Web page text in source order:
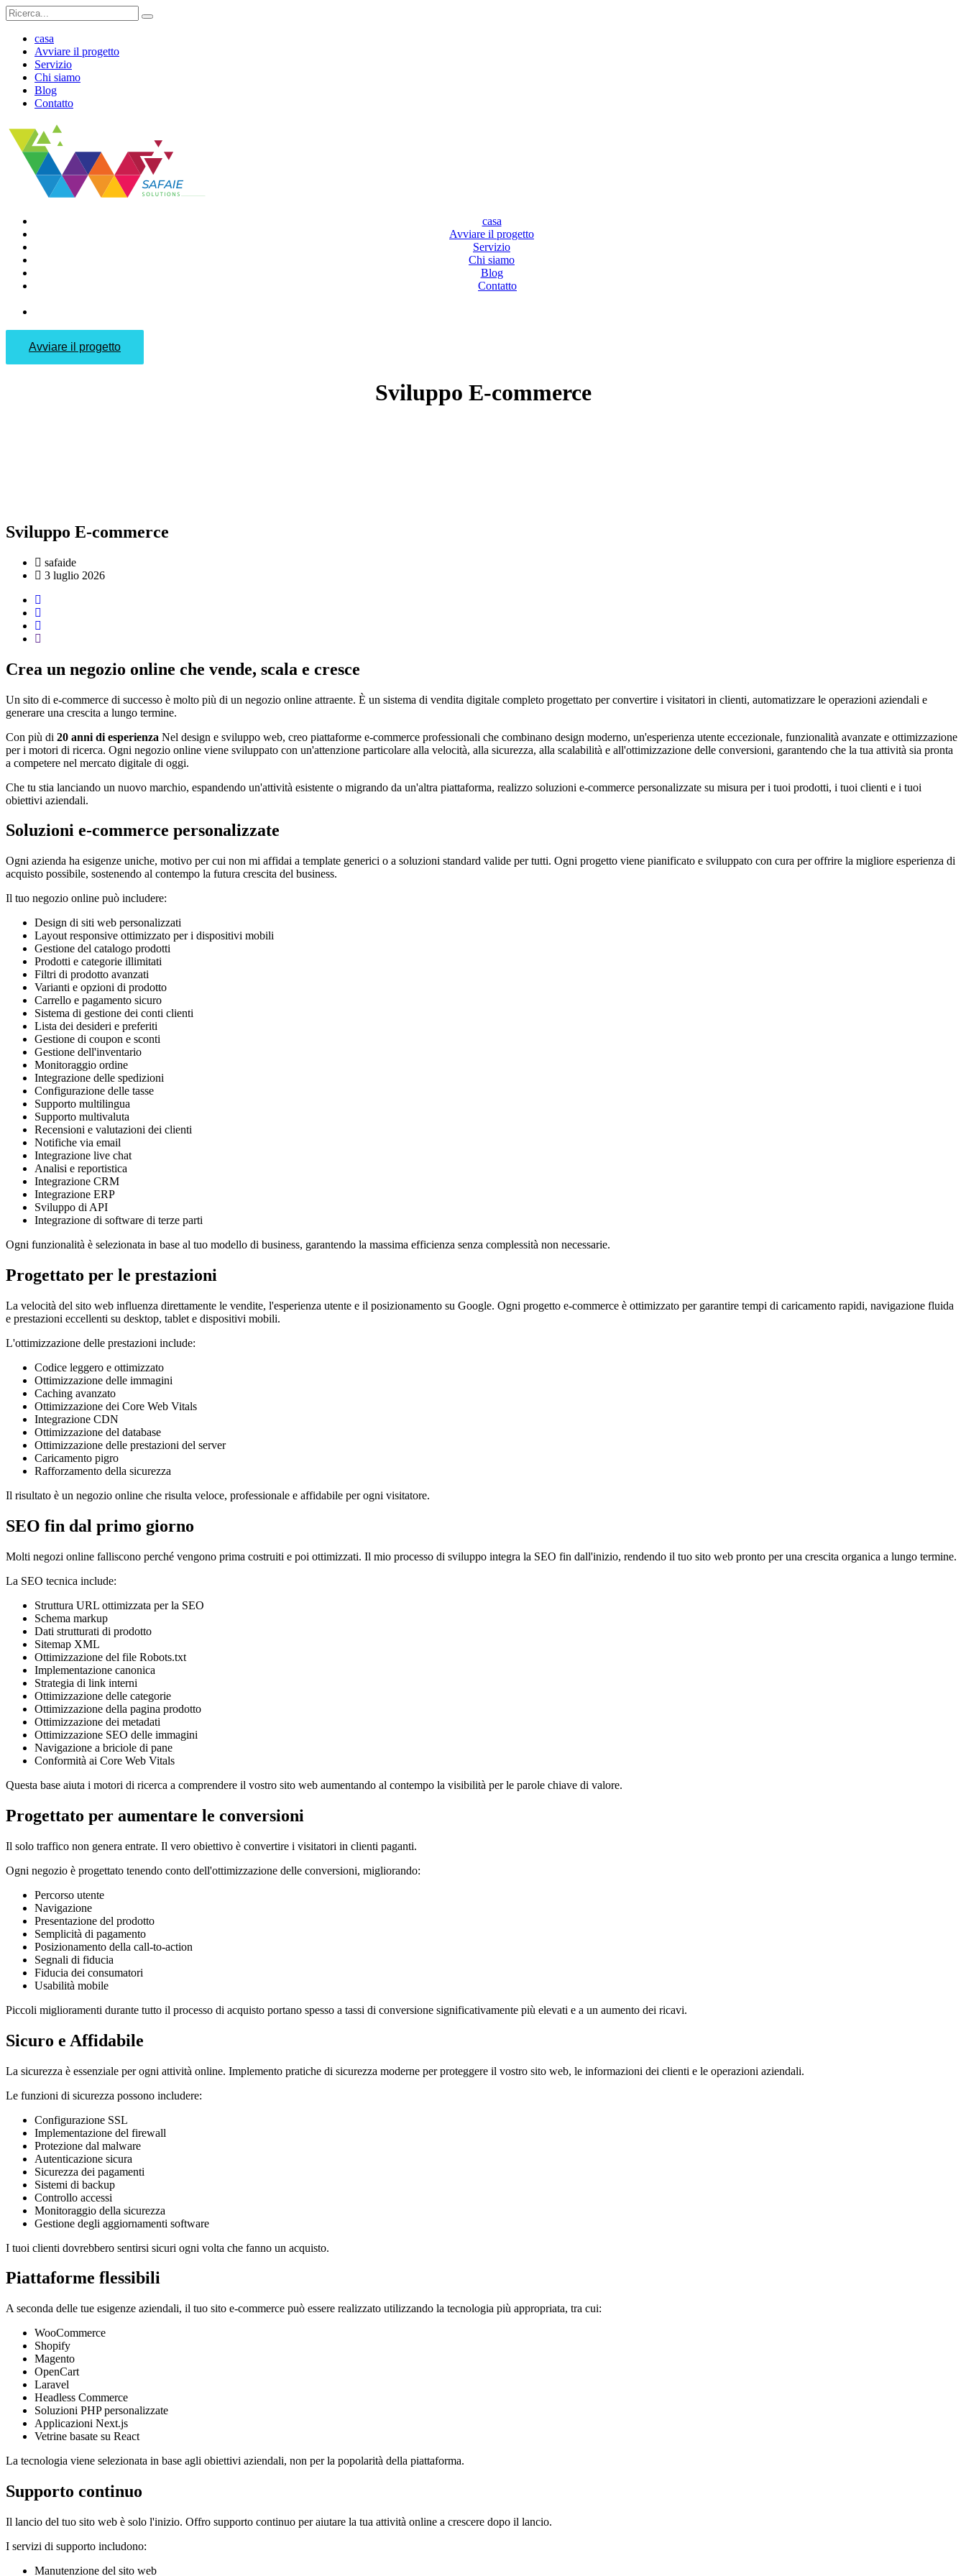
Ricerca
per:
casa
Avviare il progetto
Servizio
Chi siamo
Blog
Contatto
casa
Avviare il progetto
Servizio
Chi siamo
Blog
Contatto
Avviare il progetto
Sviluppo E-commerce
Sviluppo E-commerce
safaide
3 luglio 2026
Crea un negozio online che vende, scala e cresce
Un sito di e-commerce di successo è molto più di un negozio online attraente. È un sistema di vendita digitale completo progettato per convertire i visitatori in clienti, automatizzare le operazioni aziendali e
generare una crescita a lungo termine.
Con più di 20 anni di esperienza Nel design e sviluppo web, creo piattaforme e-commerce professionali che combinano design moderno, un'esperienza utente eccezionale, funzionalità avanzate e ottimizzazione
per i motori di ricerca. Ogni negozio online viene sviluppato con un'attenzione particolare alla velocità, alla sicurezza, alla scalabilità e all'ottimizzazione delle conversioni, garantendo che la tua attività sia pronta
a competere nel mercato digitale di oggi.
Che tu stia lanciando un nuovo marchio, espandendo un'attività esistente o migrando da un'altra piattaforma, realizzo soluzioni e-commerce personalizzate su misura per i tuoi prodotti, i tuoi clienti e i tuoi
obiettivi aziendali.
Soluzioni e-commerce personalizzate
Ogni azienda ha esigenze uniche, motivo per cui non mi affidai a template generici o a soluzioni standard valide per tutti. Ogni progetto viene pianificato e sviluppato con cura per offrire la migliore esperienza di
acquisto possibile, sostenendo al contempo la futura crescita del business.
Il tuo negozio online può includere:
Design di siti web personalizzati
Layout responsive ottimizzato per i dispositivi mobili
Gestione del catalogo prodotti
Prodotti e categorie illimitati
Filtri di prodotto avanzati
Varianti e opzioni di prodotto
Carrello e pagamento sicuro
Sistema di gestione dei conti clienti
Lista dei desideri e preferiti
Gestione di coupon e sconti
Gestione dell'inventario
Monitoraggio ordine
Integrazione delle spedizioni
Configurazione delle tasse
Supporto multilingua
Supporto multivaluta
Recensioni e valutazioni dei clienti
Notifiche via email
Integrazione live chat
Analisi e reportistica
Integrazione CRM
Integrazione ERP
Sviluppo di API
Integrazione di software di terze parti
Ogni funzionalità è selezionata in base al tuo modello di business, garantendo la massima efficienza senza complessità non necessarie.
Progettato per le prestazioni
La velocità del sito web influenza direttamente le vendite, l'esperienza utente e il posizionamento su Google. Ogni progetto e-commerce è ottimizzato per garantire tempi di caricamento rapidi, navigazione fluida
e prestazioni eccellenti su desktop, tablet e dispositivi mobili.
L'ottimizzazione delle prestazioni include:
Codice leggero e ottimizzato
Ottimizzazione delle immagini
Caching avanzato
Ottimizzazione dei Core Web Vitals
Integrazione CDN
Ottimizzazione del database
Ottimizzazione delle prestazioni del server
Caricamento pigro
Rafforzamento della sicurezza
Il risultato è un negozio online che risulta veloce, professionale e affidabile per ogni visitatore.
SEO fin dal primo giorno
Molti negozi online falliscono perché vengono prima costruiti e poi ottimizzati. Il mio processo di sviluppo integra la SEO fin dall'inizio, rendendo il tuo sito web pronto per una crescita organica a lungo termine.
La SEO tecnica include:
Struttura URL ottimizzata per la SEO
Schema markup
Dati strutturati di prodotto
Sitemap XML
Ottimizzazione del file Robots.txt
Implementazione canonica
Strategia di link interni
Ottimizzazione delle categorie
Ottimizzazione della pagina prodotto
Ottimizzazione dei metadati
Ottimizzazione SEO delle immagini
Navigazione a briciole di pane
Conformità ai Core Web Vitals
Questa base aiuta i motori di ricerca a comprendere il vostro sito web aumentando al contempo la visibilità per le parole chiave di valore.
Progettato per aumentare le conversioni
Il solo traffico non genera entrate. Il vero obiettivo è convertire i visitatori in clienti paganti.
Ogni negozio è progettato tenendo conto dell'ottimizzazione delle conversioni, migliorando:
Percorso utente
Navigazione
Presentazione del prodotto
Semplicità di pagamento
Posizionamento della call-to-action
Segnali di fiducia
Fiducia dei consumatori
Usabilità mobile
Piccoli miglioramenti durante tutto il processo di acquisto portano spesso a tassi di conversione significativamente più elevati e a un aumento dei ricavi.
Sicuro e Affidabile
La sicurezza è essenziale per ogni attività online. Implemento pratiche di sicurezza moderne per proteggere il vostro sito web, le informazioni dei clienti e le operazioni aziendali.
Le funzioni di sicurezza possono includere:
Configurazione SSL
Implementazione del firewall
Protezione dal malware
Autenticazione sicura
Sicurezza dei pagamenti
Sistemi di backup
Controllo accessi
Monitoraggio della sicurezza
Gestione degli aggiornamenti software
I tuoi clienti dovrebbero sentirsi sicuri ogni volta che fanno un acquisto.
Piattaforme flessibili
A seconda delle tue esigenze aziendali, il tuo sito e-commerce può essere realizzato utilizzando la tecnologia più appropriata, tra cui:
WooCommerce
Shopify
Magento
OpenCart
Laravel
Headless Commerce
Soluzioni PHP personalizzate
Applicazioni Next.js
Vetrine basate su React
La tecnologia viene selezionata in base agli obiettivi aziendali, non per la popolarità della piattaforma.
Supporto continuo
Il lancio del tuo sito web è solo l'inizio. Offro supporto continuo per aiutare la tua attività online a crescere dopo il lancio.
I servizi di supporto includono:
Manutenzione del sito web